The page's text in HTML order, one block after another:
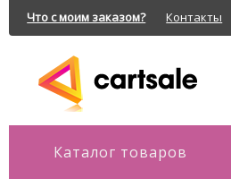
Что с моим заказом? Контакты
Каталог товаров